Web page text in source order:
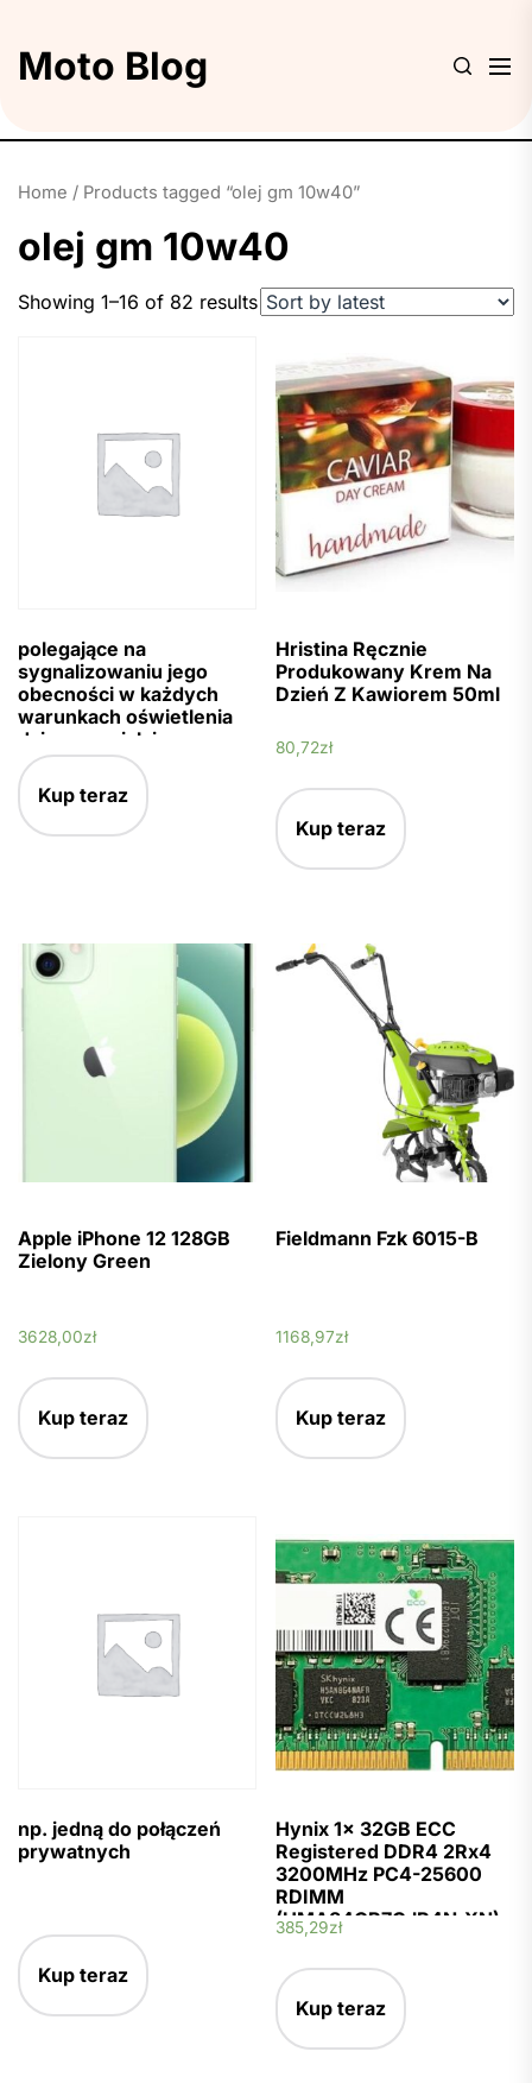
Moto Blog
Home / Products tagged “olej gm 10w40”
olej gm 10w40
Showing 1–16 of 82 results
polegające na
sygnalizowaniu jego
obecności w każdych
warunkach oświetlenia
dziennego jak i w
ciemności w oświetleniu
światłami pojazdów.
Wykonana z wysokiej
jakości wodoodpornego
Kup teraz
Hristina Ręcznie
Produkowany Krem Na
Dzień Z Kawiorem 50ml
80,72zł
Kup teraz
Apple iPhone 12 128GB
Zielony Green
3628,00zł
Kup teraz
Fieldmann Fzk 6015-B
1168,97zł
Kup teraz
np. jedną do połączeń
prywatnych
Kup teraz
Hynix 1x 32GB ECC
Registered DDR4 2Rx4
3200MHz PC4-25600
RDIMM
(HMA84GR7CJR4N-XN)
385,29zł
Kup teraz